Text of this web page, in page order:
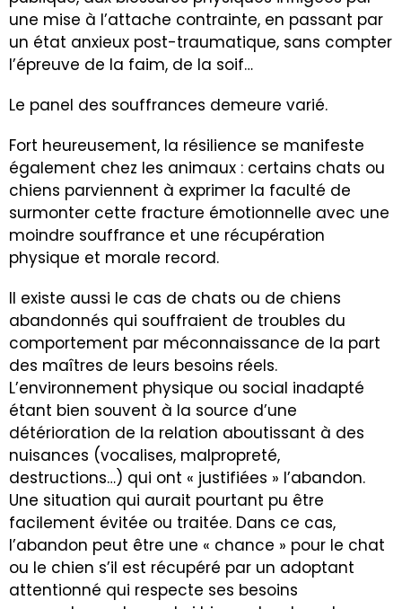
une mise à l’attache contrainte, en passant par
un état anxieux post-traumatique, sans compter
l’épreuve de la faim, de la soif…
Le panel des souffrances demeure varié.
Fort heureusement, la résilience se manifeste
également chez les animaux : certains chats ou
chiens parviennent à exprimer la faculté de
surmonter cette fracture émotionnelle avec une
moindre souffrance et une récupération
physique et morale record.
Il existe aussi le cas de chats ou de chiens
abandonnés qui souffraient de troubles du
comportement par méconnaissance de la part
des maîtres de leurs besoins réels.
L’environnement physique ou social inadapté
étant bien souvent à la source d’une
détérioration de la relation aboutissant à des
nuisances (vocalises, malpropreté,
destructions…) qui ont « justifiées » l’abandon.
Une situation qui aurait pourtant pu être
facilement évitée ou traitée. Dans ce cas,
l’abandon peut être une « chance » pour le chat
ou le chien s’il est récupéré par un adoptant
attentionné qui respecte ses besoins